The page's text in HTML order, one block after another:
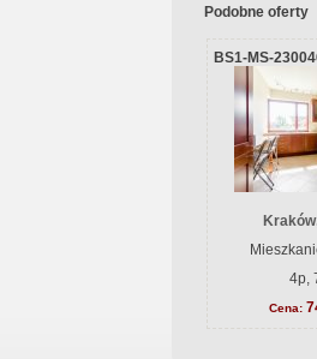
Podobne oferty
BS1-MS-
4p,
Cena: